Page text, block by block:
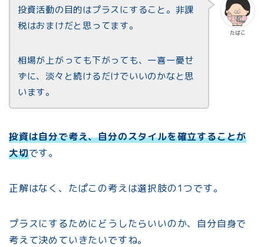
たぱこ
投資活動の目的はプラスにすること。非課
税はおまけだと思ってます。
相場が上がっても下がっても、一喜一憂せ
ずに、淡々と続けるだけでいいのかなと思
います。
投資は自分で考え、自分のスタイルを確立することが
大切です。
正解はなく、たぱこの考えは選択肢の1つです。
プラスにするためにどうしたらいいのか、自分自身で
考えて決めていきたいですね。